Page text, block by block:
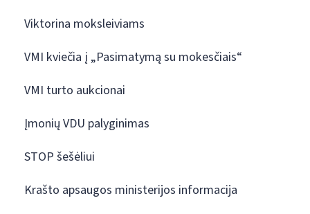
Viktorina moksleiviams
VMI kviečia į „Pasimatymą su mokesčiais“
VMI turto aukcionai
Įmonių VDU palyginimas
STOP šešėliui
Krašto apsaugos ministerijos informacija